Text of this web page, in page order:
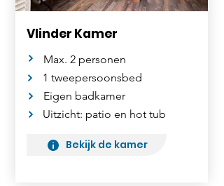
Vlinder Kamer
Max. 2 personen
1 tweepersoonsbed
Eigen badkamer
Uitzicht: patio en hot tub
Bekijk de kamer